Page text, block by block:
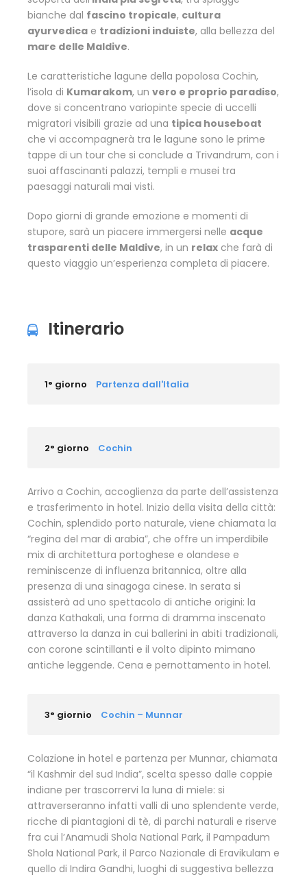
bianche dal fascino tropicale, cultura
ayurvedica e tradizioni induiste, alla bellezza del
mare delle Maldive.
Le caratteristiche lagune della popolosa Cochin,
l’isola di Kumarakom, un vero e proprio paradiso,
dove si concentrano variopinte specie di uccelli
migratori visibili grazie ad una tipica houseboat
che vi accompagnerà tra le lagune sono le prime
tappe di un tour che si conclude a Trivandrum, con i
suoi affascinanti palazzi, templi e musei tra
paesaggi naturali mai visti.
Dopo giorni di grande emozione e momenti di
stupore, sarà un piacere immergersi nelle acque
trasparenti delle Maldive, in un relax che farà di
questo viaggio un’esperienza completa di piacere.
Itinerario
1° giorno Partenza dall'Italia
2° giorno Cochin
Arrivo a Cochin, accoglienza da parte dell’assistenza
e trasferimento in hotel. Inizio della visita della città:
Cochin, splendido porto naturale, viene chiamata la
“regina del mar di arabia”, che offre un imperdibile
mix di architettura portoghese e olandese e
reminiscenze di influenza britannica, oltre alla
presenza di una sinagoga cinese. In serata si
assisterà ad uno spettacolo di antiche origini: la
danza Kathakali, una forma di dramma inscenato
attraverso la danza in cui ballerini in abiti tradizionali,
con corone scintillanti e il volto dipinto mimano
antiche leggende. Cena e pernottamento in hotel.
3° giornio Cochin – Munnar
Colazione in hotel e partenza per Munnar, chiamata
“il Kashmir del sud India”, scelta spesso dalle coppie
indiane per trascorrervi la luna di miele: si
attraverseranno infatti valli di uno splendente verde,
ricche di piantagioni di tè, di parchi naturali e riserve
fra cui l’Anamudi Shola National Park, il Pampadum
Shola National Park, il Parco Nazionale di Eravikulam e
quello di Indira Gandhi, luoghi di suggestiva bellezza